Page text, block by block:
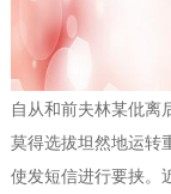
自从和前夫林某仳离
莫得选拔坦然地运转
使发短信进行要挟。